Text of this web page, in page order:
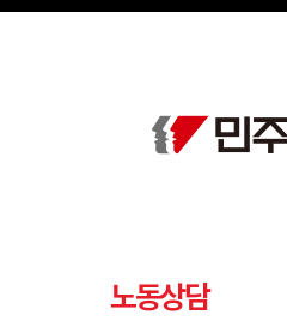
메뉴 건너뛰기
노동상담
권리찾기수첩 검색
Sketchbook5, 스
Sketchbook5, 스